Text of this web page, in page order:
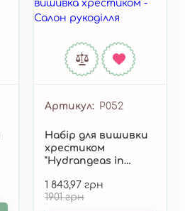
Артикул P052
Набір для вишивки
хрестиком
"Hydrangeas in
1 843,97 грн
1901 грн